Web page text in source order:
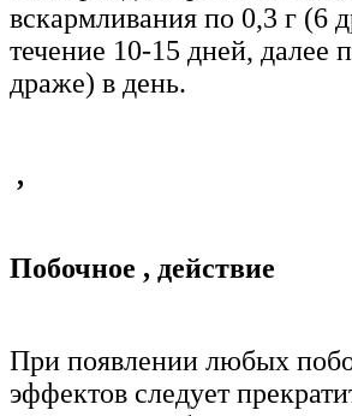
вскармливания по 0,3 г (6
течение 10-15 дней, далее
драже) в день.
,
Побочное , действие
При появлении любых
эффектов следует